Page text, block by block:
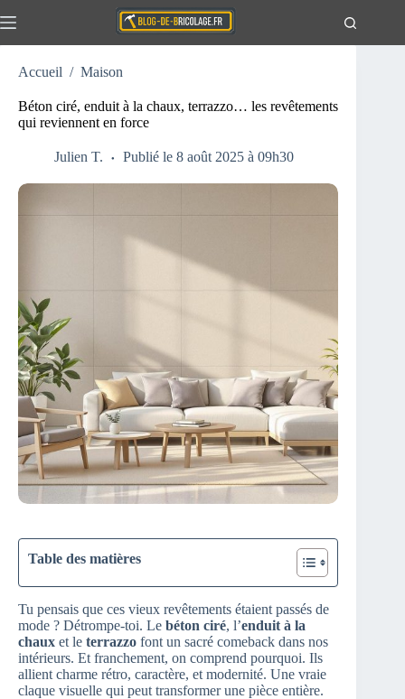
au
Aucun
Actualités
Travaux
Extérieur
Maison
Accueil / Maison
Béton ciré, enduit à la chaux, terrazzo… les revêtements
qui reviennent en force
Julien T. Publié le 8 août 2025 à 09h30
Table des matières
Tu pensais que ces vieux revêtements étaient passés de
mode ? Détrompe-toi. Le béton ciré, l’enduit à la
chaux et le terrazzo font un sacré comeback dans nos
intérieurs. Et franchement, on comprend pourquoi. Ils
allient charme rétro, caractère, et modernité. Une vraie
claque visuelle qui peut transformer une pièce entière.